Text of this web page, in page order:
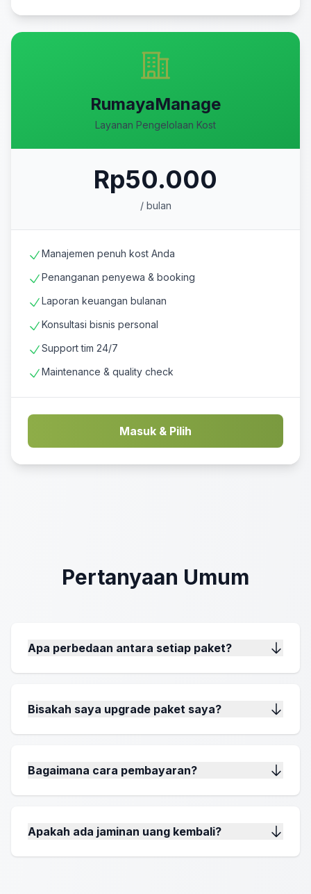
RumayaManage
Layanan Pengelolaan Kost
Rp50.000
/ bulan
Manajemen penuh kost Anda
Penanganan penyewa & booking
Laporan keuangan bulanan
Konsultasi bisnis personal
Support tim 24/7
Maintenance & quality check
Masuk & Pilih
Pertanyaan Umum
Apa perbedaan antara setiap paket?
Bisakah saya upgrade paket saya?
Bagaimana cara pembayaran?
Apakah ada jaminan uang kembali?